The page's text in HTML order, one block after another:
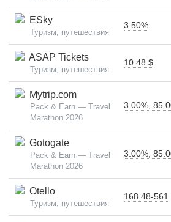
ESky
Туризм, путешествия
3.50%
ASAP Tickets
Туризм, путешествия
10.48 $
Mytrip.com
Pack & Earn — Travel
Marathon 2026
3.00%,
Gotogate
Pack & Earn — Travel
Marathon 2026
3.00%,
Otello
Туризм, путешествия
168.48-